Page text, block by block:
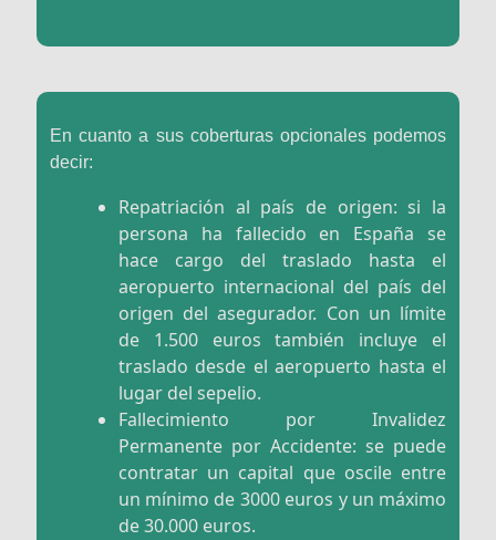
En cuanto a sus coberturas opcionales podemos
decir:
Repatriación al país de origen: si la
persona ha fallecido en España se
hace cargo del traslado hasta el
aeropuerto internacional del país del
origen del asegurador. Con un límite
de 1.500 euros también incluye el
traslado desde el aeropuerto hasta el
lugar del sepelio.
Fallecimiento por Invalidez
Permanente por Accidente: se puede
contratar un capital que oscile entre
un mínimo de 3000 euros y un máximo
de 30.000 euros.